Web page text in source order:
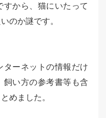
すから、猫にいたって
のか謎です。
ターネットの情報だけ
飼い方の参考書等も含
めました。